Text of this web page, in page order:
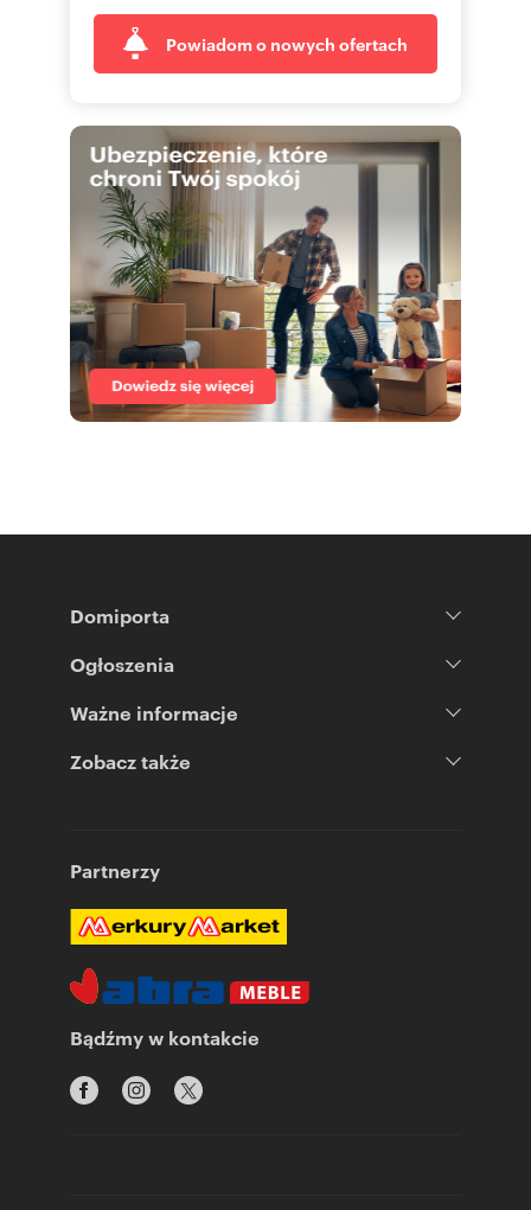
Powiadom o nowych ofertach
Domiporta
Ogłoszenia
Ważne informacje
Zobacz także
Partnerzy
Bądźmy w kontakcie